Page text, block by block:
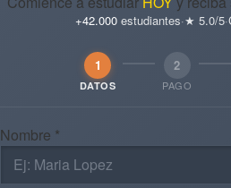
+42.000estudiantes·★ 5.0/5·
1
DATOS
2
PAGO
Nombre *